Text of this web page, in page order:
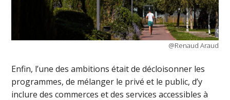
@Renaud Araud
Enfin, l’une des ambitions était de décloisonner les
programmes, de mélanger le privé et le public, d’y
inclure des commerces et des services accessibles à